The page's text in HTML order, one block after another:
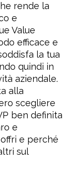
rende la
e
Value
efficace e
la tua
quindi in
aziendale.
alla
scegliere
ben definita
e
e perché
sul